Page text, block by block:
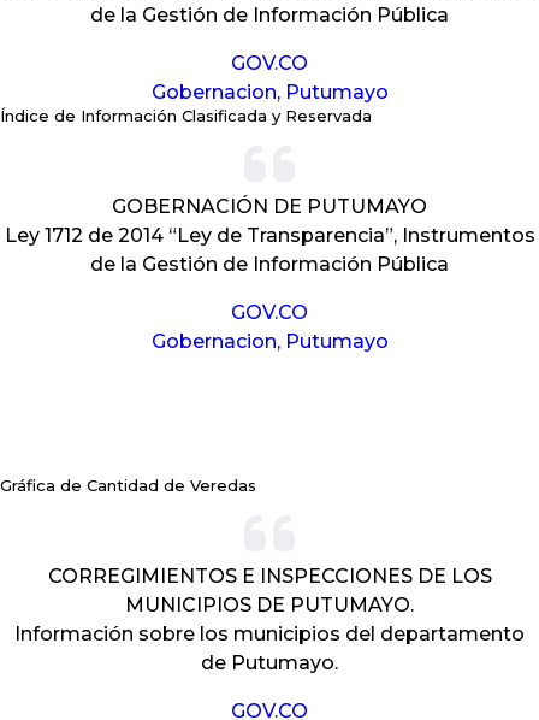
de la Gestión de Información Pública
GOV.CO
Gobernacion, Putumayo
Índice de Información Clasificada y Reservada
GOBERNACIÓN DE PUTUMAYO
Ley 1712 de 2014 “Ley de Transparencia”, Instrumentos
de la Gestión de Información Pública
GOV.CO
Gobernacion, Putumayo
Gráfica de Cantidad de Veredas
CORREGIMIENTOS E INSPECCIONES DE LOS
MUNICIPIOS DE PUTUMAYO.
Información sobre los municipios del departamento
de Putumayo.
GOV.CO